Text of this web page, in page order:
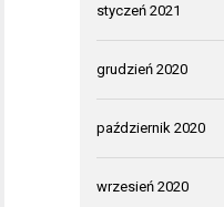
styczeń 2021
grudzień 2020
październik 2020
wrzesień 2020